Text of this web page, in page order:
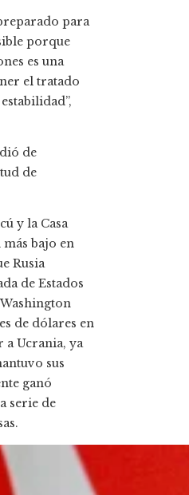
para
porque
es una
el tratado
de
de
y la Casa
más bajo en
Rusia
de Estados
de dólares en
a Ucrania, ya
sus
ganó
serie de